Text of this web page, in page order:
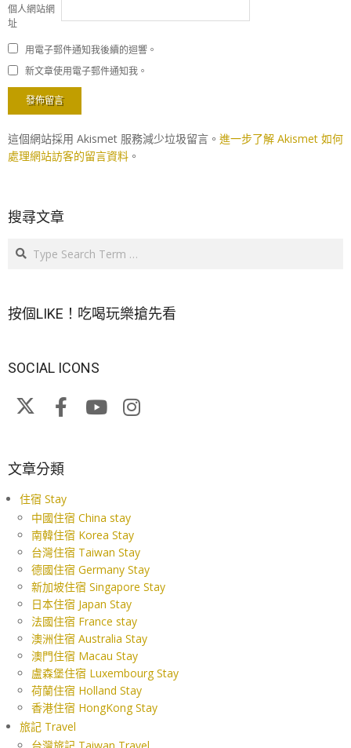
個人網站網
址
用電子郵件通知我後續的迴響。
新文章使用電子郵件通知我。
這個網站採用 Akismet 服務減少垃圾留言。 進一步了解 Akismet 如何
處理網站訪客的留言資料 。
搜尋文章
Search
按個LIKE！吃喝玩樂搶先看
SOCIAL ICONS
文章分類
住宿 Stay
中國住宿 China stay
南韓住宿 Korea Stay
台灣住宿 Taiwan Stay
德國住宿 Germany Stay
新加坡住宿 Singapore Stay
日本住宿 Japan Stay
法國住宿 France stay
澳洲住宿 Australia Stay
澳門住宿 Macau Stay
盧森堡住宿 Luxembourg Stay
荷蘭住宿 Holland Stay
香港住宿 HongKong Stay
旅記 Travel